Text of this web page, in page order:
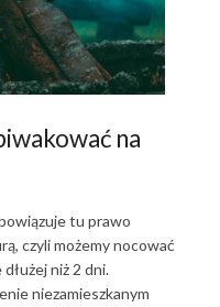
na
tu prawo
czyli możemy nocować
niż 2 dni.
niezamieszkanym